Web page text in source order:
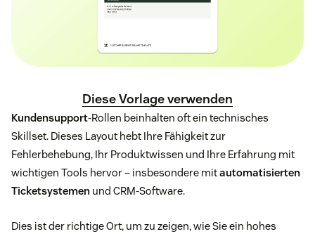
Diese Vorlage verwenden
Kundensupport-Rollen beinhalten oft ein technisches
Skillset. Dieses Layout hebt Ihre Fähigkeit zur
Fehlerbehebung, Ihr Produktwissen und Ihre Erfahrung mit
wichtigen Tools hervor – insbesondere mitautomatisierten
Ticketsystemen und CRM-Software.
Dies ist der richtige Ort, um zu zeigen, wie Sie ein hohes